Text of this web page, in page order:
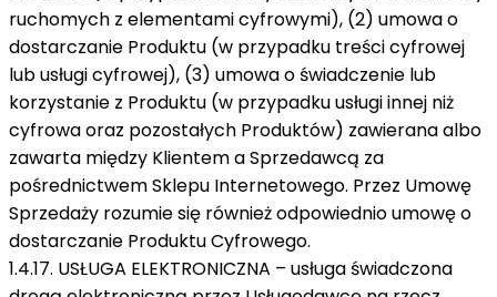
ruchomych z elementami cyfrowymi), (2) umowa o
dostarczanie Produktu (w przypadku treści cyfrowej
lub usługi cyfrowej), (3) umowa o świadczenie lub
korzystanie z Produktu (w przypadku usługi innej niż
cyfrowa oraz pozostałych Produktów) zawierana albo
zawarta między Klientem a Sprzedawcą za
pośrednictwem Sklepu Internetowego. Przez Umowę
Sprzedaży rozumie się również odpowiednio umowę o
dostarczanie Produktu Cyfrowego.
1.4.17. USŁUGA ELEKTRONICZNA – usługa świadczona